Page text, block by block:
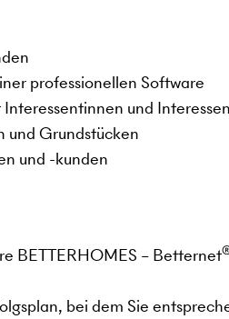
professionellen Software
und
und Grundstücken
und -kunden
BETTERHOMES – Betternet
bei dem Sie